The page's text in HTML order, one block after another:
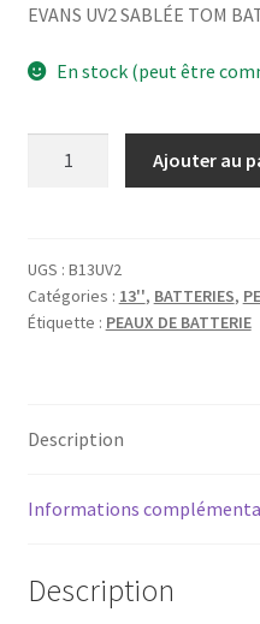
EVANS UV2 SABLÉE TOM
En stock (peut être
SABLÉE
TOM
BATTER
Ajouter au
UGS : B13UV2
Catégories : 13'', BATTERIES,
Étiquette : PEAUX DE BATTERIE
Description
Informations
Description